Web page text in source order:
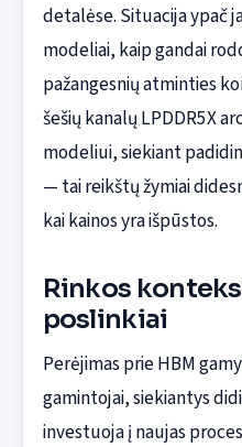
detalėse. Situacija ypač
modeliai, kaip gandai
pažangesnių atminties
šešių kanalų LPDDR5X
modeliui, siekiant
— tai reikštų žymiai
kai kainos yra išpūstos.
Rinkos
poslinkiai
Perėjimas prie HBM
gamintojai, siekiantys
investuoja į naujas